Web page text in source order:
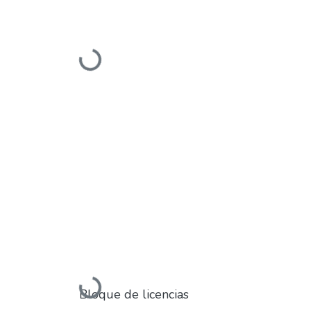
Cargando...
Cargando...
Bloque de licencias